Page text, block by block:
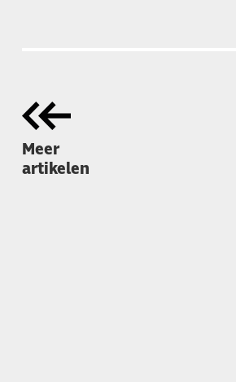
Meer
artikelen